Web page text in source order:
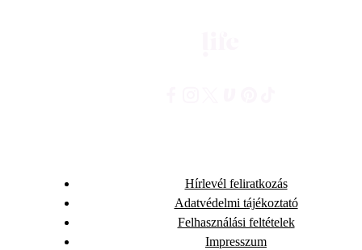
Hírlevél feliratkozás
Adatvédelmi tájékoztató
Felhasználási feltételek
Impresszum